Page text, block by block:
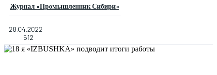
Журнал «Промышленник Сибири»
28.04.2022
512